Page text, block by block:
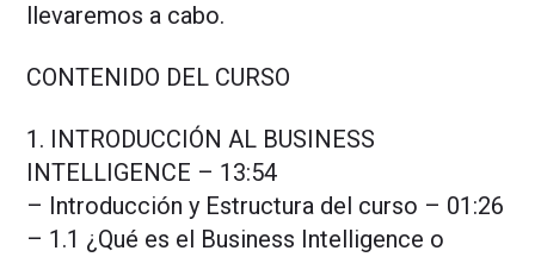
llevaremos a cabo.
CONTENIDO DEL CURSO
1. INTRODUCCIÓN AL BUSINESS
INTELLIGENCE – 13:54
– Introducción y Estructura del curso – 01:26
– 1.1 ¿Qué es el Business Intelligence o